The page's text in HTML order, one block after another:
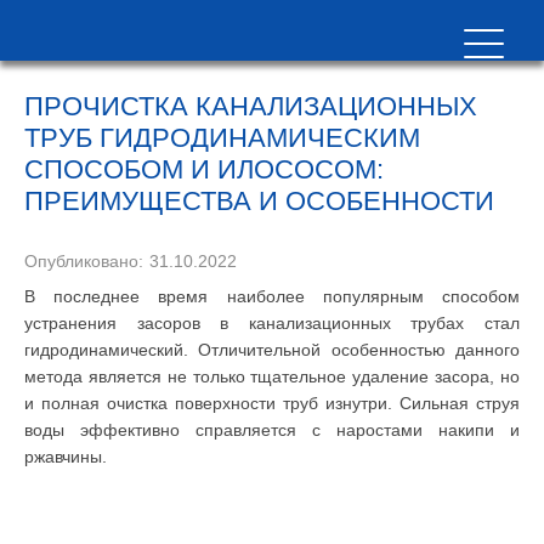
ПРОЧИСТКА КАНАЛИЗАЦИОННЫХ
ТРУБ ГИДРОДИНАМИЧЕСКИМ
СПОСОБОМ И ИЛОСОСОМ:
ПРЕИМУЩЕСТВА И ОСОБЕННОСТИ
Опубликовано: 31.10.2022
В последнее время наиболее популярным способом
устранения засоров в канализационных трубах стал
гидродинамический. Отличительной особенностью данного
метода является не только тщательное удаление засора, но
и полная очистка поверхности труб изнутри. Сильная струя
воды эффективно справляется с наростами накипи и
ржавчины.